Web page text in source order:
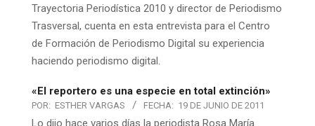
Trayectoria Periodística 2010 y director de Periodismo
Trasversal, cuenta en esta entrevista para el Centro
de Formación de Periodismo Digital su experiencia
haciendo periodismo digital.
«El reportero es una especie en total extinción»
POR: ESTHER VARGAS FECHA: 19 DE JUNIO DE 2011
Lo dijo hace varios días la periodista Rosa María